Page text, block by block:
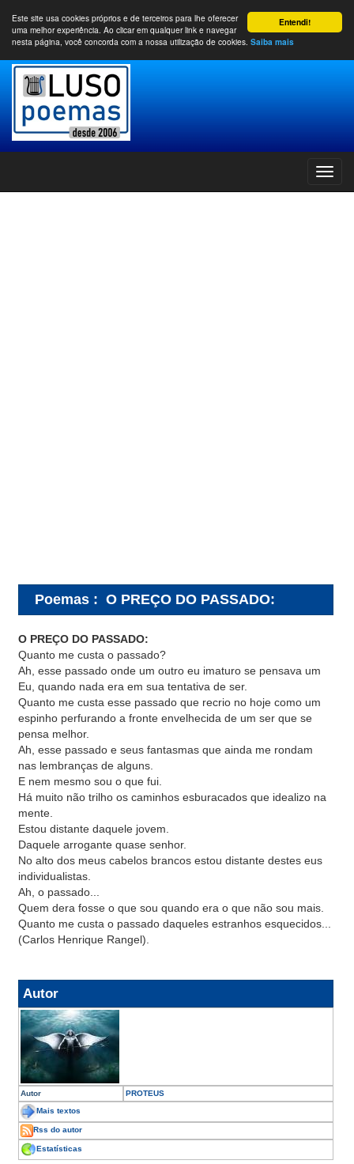
Entendi!
Este site usa cookies próprios e de terceiros para lhe oferecer
uma melhor experiência. Ao clicar em qualquer link e navegar
nesta página, você concorda com a nossa utilização de cookies. Saiba mais
Poemas : O PREÇO DO PASSADO:
O PREÇO DO PASSADO:
Quanto me custa o passado?
Ah, esse passado onde um outro eu imaturo se pensava um
Eu, quando nada era em sua tentativa de ser.
Quanto me custa esse passado que recrio no hoje como um
espinho perfurando a fronte envelhecida de um ser que se
pensa melhor.
Ah, esse passado e seus fantasmas que ainda me rondam
nas lembranças de alguns.
E nem mesmo sou o que fui.
Há muito não trilho os caminhos esburacados que idealizo na
mente.
Estou distante daquele jovem.
Daquele arrogante quase senhor.
No alto dos meus cabelos brancos estou distante destes eus
individualistas.
Ah, o passado...
Quem dera fosse o que sou quando era o que não sou mais.
Quanto me custa o passado daqueles estranhos esquecidos...
(Carlos Henrique Rangel).
Autor
Autor PROTEUS
Mais textos
Rss do autor
Estatísticas